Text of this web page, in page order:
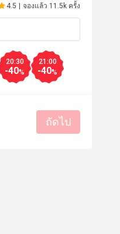
S****************y
4.5 | จองแล้ว 11.5k ครั้ง
20:30
-40%
21:00
-40%
ถัดไป